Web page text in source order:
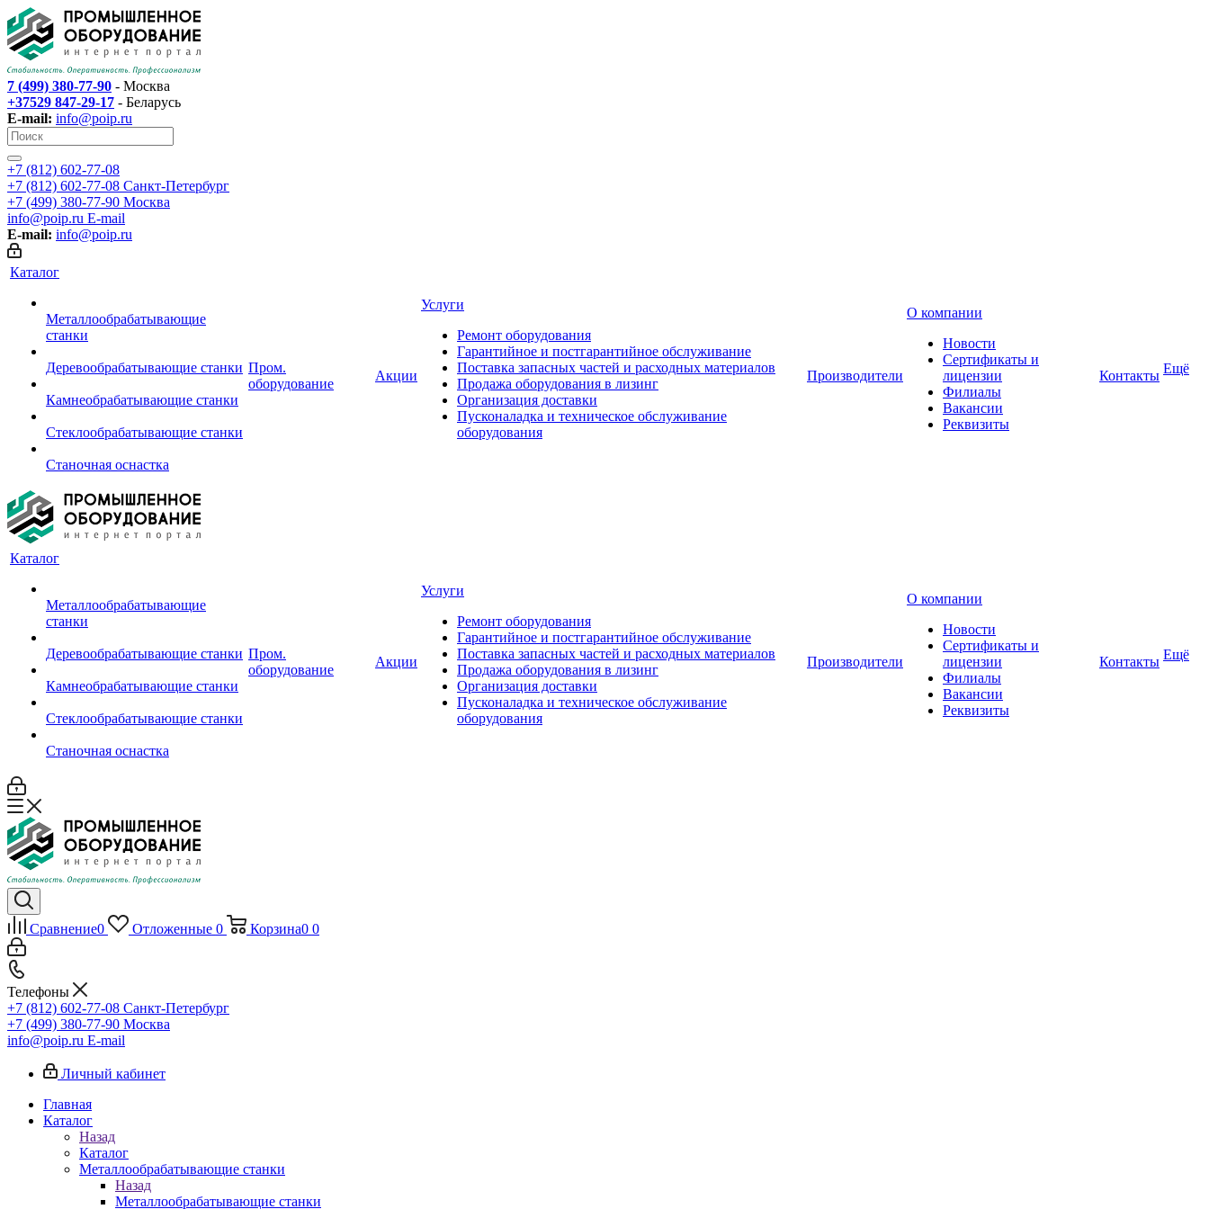
7 (499) 380-77-90 - Москва
+37529 847-29-17 - Беларусь
E-mail: info@poip.ru
+7 (812) 602-77-08
+7 (812) 602-77-08 Санкт-Петербург
+7 (499) 380-77-90 Москва
info@poip.ru E-mail
E-mail: info@poip.ru
Каталог
Металлообрабатывающие
станки
Деревообрабатывающие станки
Камнеобрабатывающие станки
Стеклообрабатывающие станки
Станочная оснастка
Пром.
оборудование
Акции
Услуги
Ремонт оборудования
Гарантийное и постгарантийное обслуживание
Поставка запасных частей и расходных материалов
Продажа оборудования в лизинг
Организация доставки
Пусконаладка и техническое обслуживание
оборудования
Производители
О компании
Новости
Сертификаты и
лицензии
Филиалы
Вакансии
Реквизиты
Контакты Ещё
Каталог
Металлообрабатывающие
станки
Деревообрабатывающие станки
Камнеобрабатывающие станки
Стеклообрабатывающие станки
Станочная оснастка
Пром.
оборудование
Акции
Услуги
Ремонт оборудования
Гарантийное и постгарантийное обслуживание
Поставка запасных частей и расходных материалов
Продажа оборудования в лизинг
Организация доставки
Пусконаладка и техническое обслуживание
оборудования
Производители
О компании
Новости
Сертификаты и
лицензии
Филиалы
Вакансии
Реквизиты
Контакты Ещё
Сравнение0 Отложенные 0 Корзина0 0
Телефоны
+7 (812) 602-77-08 Санкт-Петербург
+7 (499) 380-77-90 Москва
info@poip.ru E-mail
Личный кабинет
Главная
Каталог
Назад
Каталог
Металлообрабатывающие станки
Назад
Металлообрабатывающие станки